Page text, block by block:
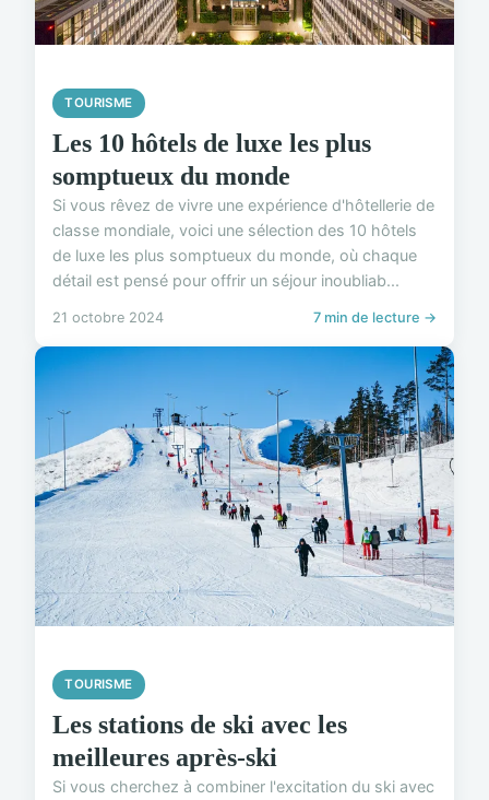
TOURISME
Les 10 hôtels de luxe les plus
somptueux du monde
Si vous rêvez de vivre une expérience d'hôtellerie de
classe mondiale, voici une sélection des 10 hôtels
de luxe les plus somptueux du monde, où chaque
détail est pensé pour offrir un séjour inoubliab...
21 octobre 2024 7 min de lecture →
TOURISME
Les stations de ski avec les
meilleures après-ski
Si vous cherchez à combiner l'excitation du ski avec